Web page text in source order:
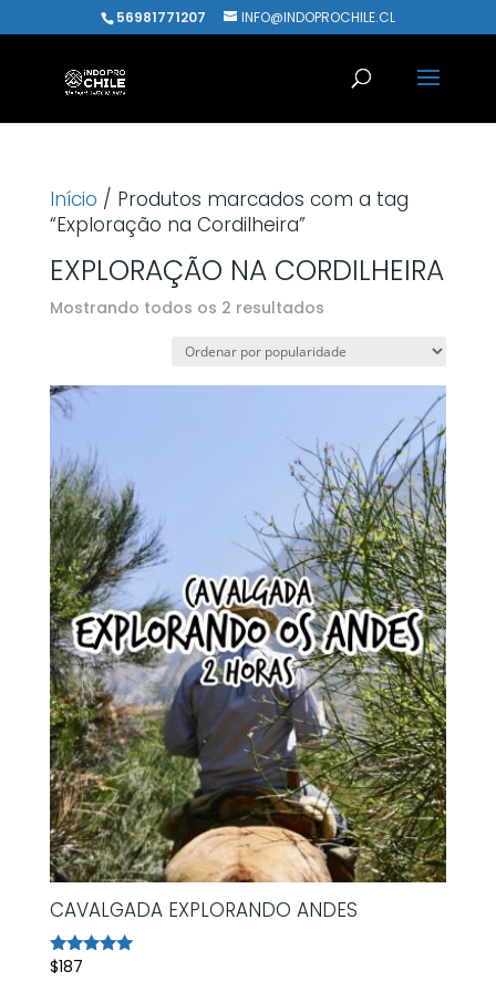
56981771207 INFO@INDOPROCHILE.CL
Início / Produtos marcados com a tag
“Exploração na Cordilheira”
EXPLORAÇÃO NA CORDILHEIRA
Mostrando todos os 2 resultadosClassificado
popularidade
CAVALGADA EXPLORANDO ANDES
Avaliação
$187